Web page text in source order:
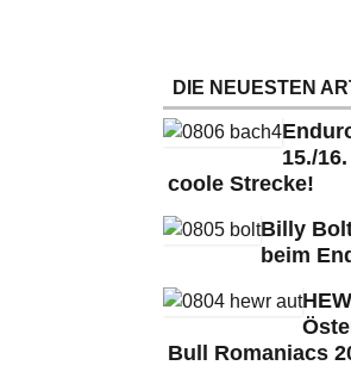
DIE NEUESTEN
15./
coole Strecke!
Billy
beim
Bull Romaniacs